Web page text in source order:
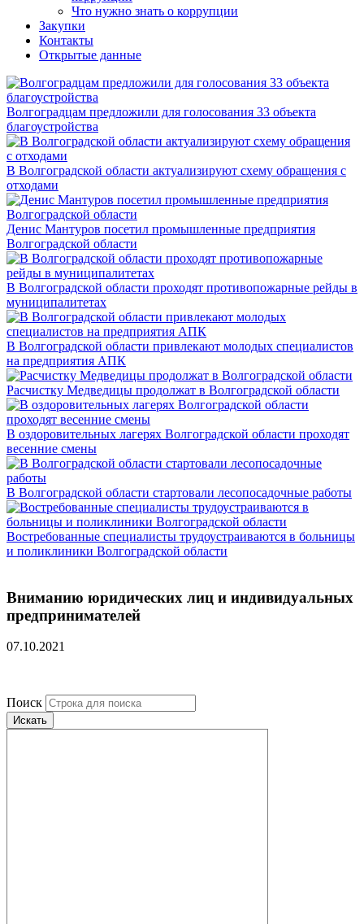
Что нужно знать о коррупции
Закупки
Контакты
Открытые данные
Волгоградцам предложили для голосования 33 объекта
благоустройства
В Волгоградской области актуализируют схему обращения с
отходами
Денис Мантуров посетил промышленные предприятия
Волгоградской области
В Волгоградской области проходят противопожарные рейды в
муниципалитетах
В Волгоградской области привлекают молодых специалистов
на предприятия АПК
Расчистку Медведицы продолжат в Волгоградской области
В оздоровительных лагерях Волгоградской области проходят
весенние смены
В Волгоградской области стартовали лесопосадочные работы
Востребованные специалисты трудоустраиваются в больницы
и поликлиники Волгоградской области
Вниманию юридических лиц и индивидуальных
предпринимателей
07.10.2021
Поиск
Искать